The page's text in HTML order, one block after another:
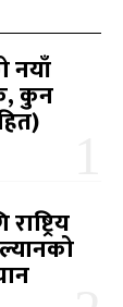
नयाँ
कुन